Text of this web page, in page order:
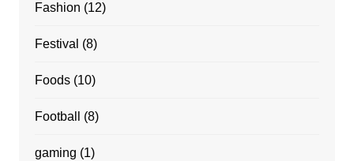
Fashion (12)
Festival (8)
Foods(10)
Football (8)
gaming (1)